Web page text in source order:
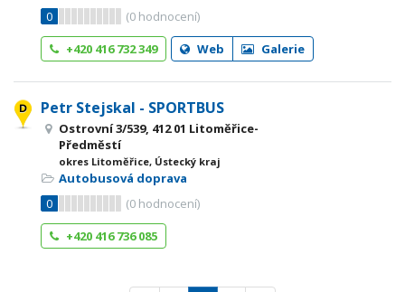
0
(0 hodnocení)
+420 416 732 349
Web Galerie
Petr Stejskal - SPORTBUS
Ostrovní 3/539, 412 01 Litoměřice-
Předměstí
okres Litoměřice, Ústecký kraj
Autobusová doprava
0
(0 hodnocení)
+420 416 736 085